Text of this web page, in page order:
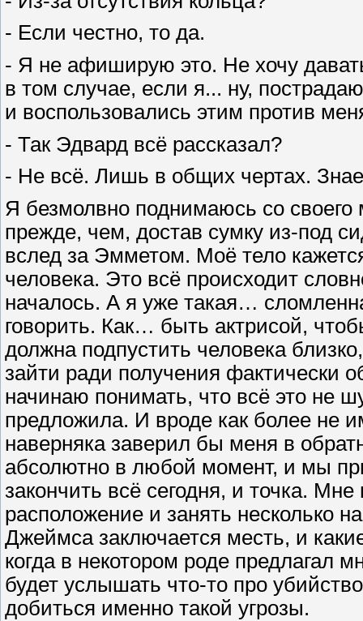
- Если честно, то да.
- Я не афиширую это. Не хочу
в том случае, если я... ну,
и воспользовались этим против
- Так Эдвард всё рассказал?
- Не всё. Лишь в общих чертах.
Я безмолвно поднимаюсь со своего
прежде, чем, достав сумку из-под
вслед за Эмметом. Моё тело
человека. Это всё происходит
началось. А я уже такая…
говорить. Как… быть актрисой,
должна подпустить человека
зайти ради получения фактически
начинаю понимать, что всё это не
предложила. И вроде как более не
наверняка заверил бы меня в
абсолютно в любой момент, и мы
закончить всё сегодня, и точка.
расположение и занять несколько
Джеймса заключается месть, и
когда в некотором роде предлагал
будет услышать что-то про
добиться именно такой угрозы.